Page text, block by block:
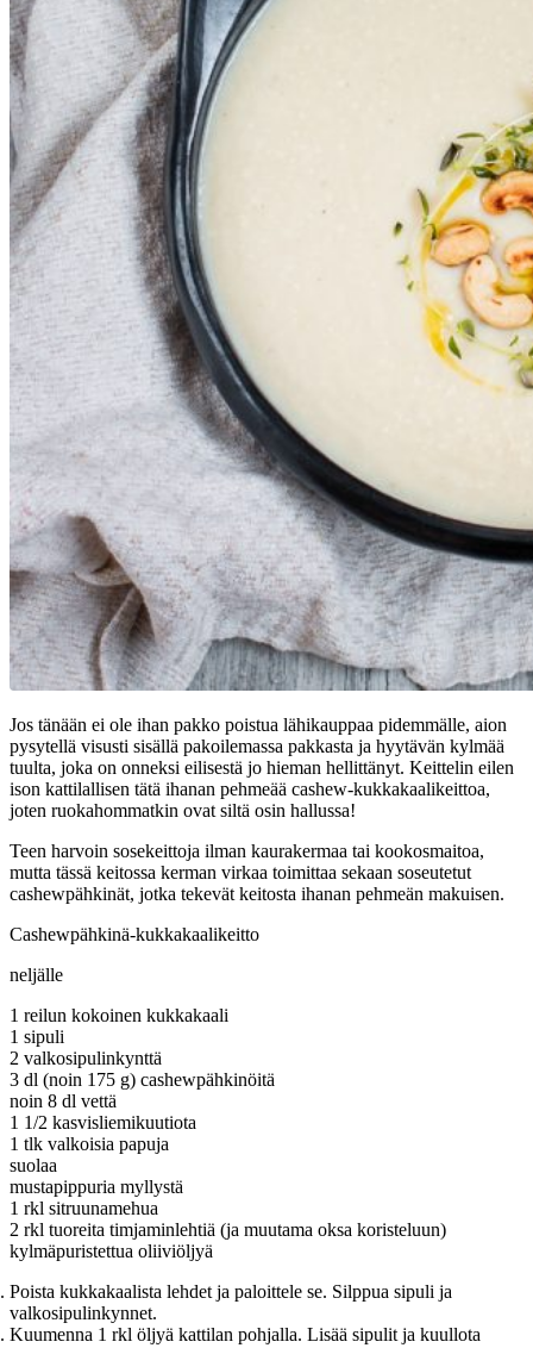
Jos tänään ei ole ihan pakko poistua lähikauppaa pidemmälle, aion
pysytellä visusti sisällä pakoilemassa pakkasta ja hyytävän kylmää
tuulta, joka on onneksi eilisestä jo hieman hellittänyt. Keittelin eilen
ison kattilallisen tätä ihanan pehmeää cashew-kukkakaalikeittoa,
joten ruokahommatkin ovat siltä osin hallussa!
Teen harvoin sosekeittoja ilman kaurakermaa tai kookosmaitoa,
mutta tässä keitossa kerman virkaa toimittaa sekaan soseutetut
cashewpähkinät, jotka tekevät keitosta ihanan pehmeän makuisen.
Cashewpähkinä-kukkakaalikeitto
neljälle
1 reilun kokoinen kukkakaali
1 sipuli
2 valkosipulinkynttä
3 dl (noin 175 g) cashewpähkinöitä
noin 8 dl vettä
1 1/2 kasvisliemikuutiota
1 tlk valkoisia papuja
suolaa
mustapippuria myllystä
1 rkl sitruunamehua
2 rkl tuoreita timjaminlehtiä (ja muutama oksa koristeluun)
kylmäpuristettua oliiviöljyä
Poista kukkakaalista lehdet ja paloittele se. Silppua sipuli ja
valkosipulinkynnet.
Kuumenna 1 rkl öljyä kattilan pohjalla. Lisää sipulit ja kuullota